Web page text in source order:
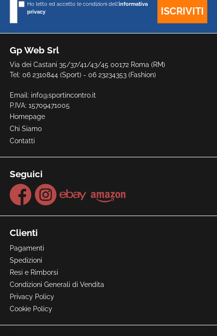
Gp Web Srl
Via dei Castani 35/37/41/43/45 00172 Roma (RM)
Tel: 06 2310844 (Sport) - 06 23234353 (Fashion)
Email: info@sportincontro.it
P.IVA: 15709471005
Homepage
Chi Siamo
Contatti
Seguici
Clienti
Pagamenti
Spedizioni
Resi e Rimborsi
Condizioni Generali di Vendita
Privacy Policy
Cookie Policy
Ho letto ed accetto le condizioni dell'informativa
privacy